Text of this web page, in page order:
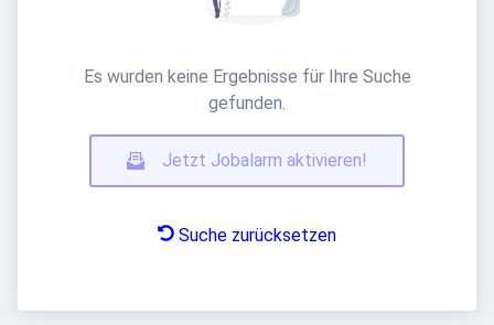
Es wurden keine Ergebnisse für Ihre Suche
gefunden.
Jetzt Jobalarm aktivieren!
Suche zurücksetzen